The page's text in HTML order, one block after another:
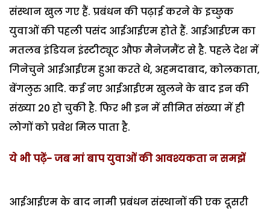
संस्थान खुल गए हैं. प्रबंधन की पढ़ाई करने के इच्छुक
युवाओं की पहली पसंद आईआईएम होते हैं. आईआईएम का
मतलब इंडियन इंस्टीट्यूट औफ मैनेजमैंट से है. पहले देश में
गिनेचुने आईआईएम हुआ करते थे, अहमदाबाद, कोलकाता,
बेंगलुरु आदि. कई नए आईआईएम खुलने के बाद इन की
संख्या 20 हो चुकी है. फिर भी इन में सीमित संख्या में ही
लोगों को प्रवेश मिल पाता है.
ये भी पढ़ें- जब मां बाप युवाओं की आवश्यकता न समझें
आईआईएम के बाद नामी प्रबंधन संस्थानों की एक दूसरी